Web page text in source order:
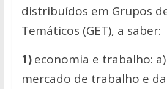
distribuídos em Grupos
Temáticos (GET), a saber:
1)economia e trabalho:
mercado de trabalho e